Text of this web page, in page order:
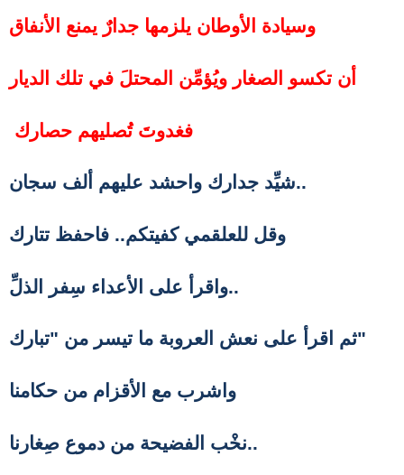
وسيادة الأوطان يلزمها جدارٌ يمنع الأنفاق
أن تكسو الصغار ويُؤمِّن المحتلَ في تلك الديار
فغدوتَ تُصليهم حصارك
شيِّد جدارك واحشد عليهم ألف سجان ..
وقل للعلقمي كفيتكم.. فاحفظ تتارك
واقرأ على الأعداء سِفر الذلِّ..
ثم اقرأ على نعش العروبة ما تيسر من "تبارك"
واشرب مع الأقزام من حكامنا
نخْب الفضيحة من دموع صِغارنا..